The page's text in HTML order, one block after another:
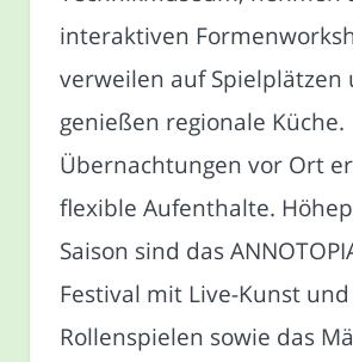
interaktiven
verweilen auf Spielplätzen
genießen regionale Küche.
Übernachtungen vor Ort
flexible Aufenthalte.
Saison sind das
Festival mit Live-Kunst und
Rollenspielen sowie das